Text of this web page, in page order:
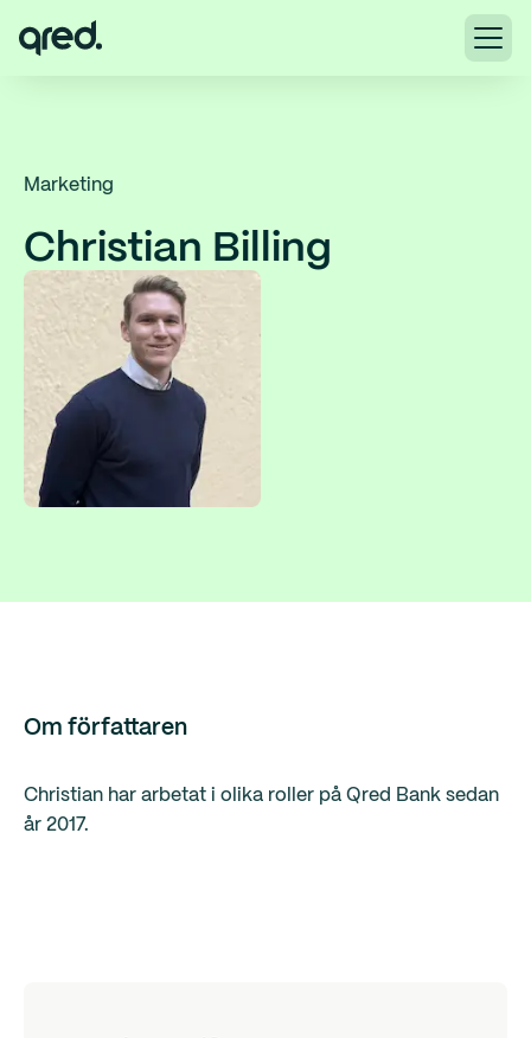
Marketing
Christian Billing
Om författaren
Christian har arbetat i olika roller på Qred Bank sedan
år 2017.